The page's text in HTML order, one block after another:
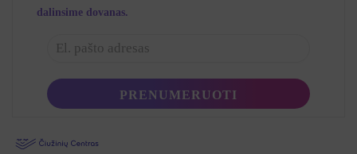
dalinsime dovanas.